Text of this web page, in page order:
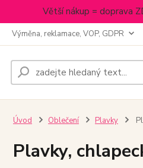
Větší nákup = doprava
Výměna, reklamace, VOP, GDPR
Úvod Oblečení Plavky
Plavky,